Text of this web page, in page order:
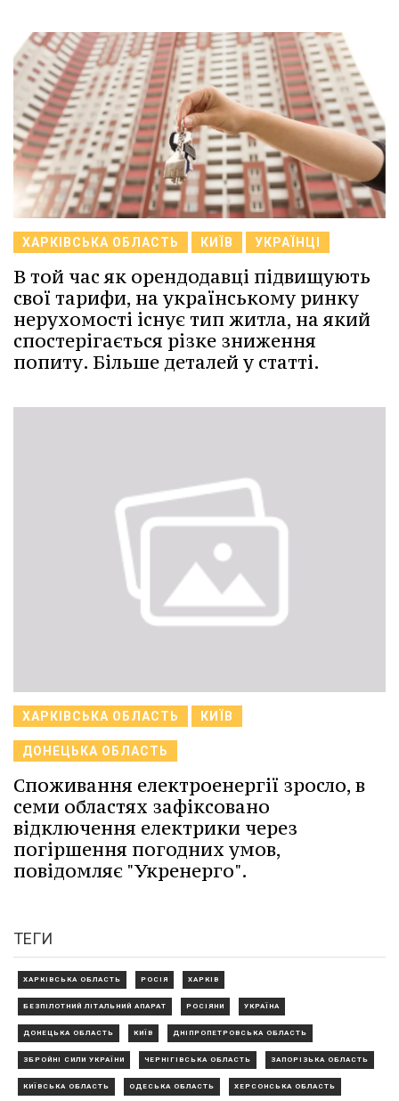
ХАРКІВСЬКА ОБЛАСТЬ КИЇВ УКРАЇНЦІ
В той час як орендодавці підвищують
свої тарифи, на українському ринку
нерухомості існує тип житла, на який
спостерігається різке зниження
попиту. Більше деталей у статті.
ХАРКІВСЬКА ОБЛАСТЬ КИЇВ
ДОНЕЦЬКА ОБЛАСТЬ
Споживання електроенергії зросло, в
семи областях зафіксовано
відключення електрики через
погіршення погодних умов,
повідомляє "Укренерго".
ТЕГИ
ХАРКІВСЬКА ОБЛАСТЬ РОСІЯ ХАРКІВ
БЕЗПІЛОТНИЙ ЛІТАЛЬНИЙ АПАРАТ РОСІЯНИ УКРАЇНА
ДОНЕЦЬКА ОБЛАСТЬ КИЇВ ДНІПРОПЕТРОВСЬКА ОБЛАСТЬ
ЗБРОЙНІ СИЛИ УКРАЇНИ ЧЕРНІГІВСЬКА ОБЛАСТЬ ЗАПОРІЗЬКА ОБЛАСТЬ
КИЇВСЬКА ОБЛАСТЬ ОДЕСЬКА ОБЛАСТЬ ХЕРСОНСЬКА ОБЛАСТЬ